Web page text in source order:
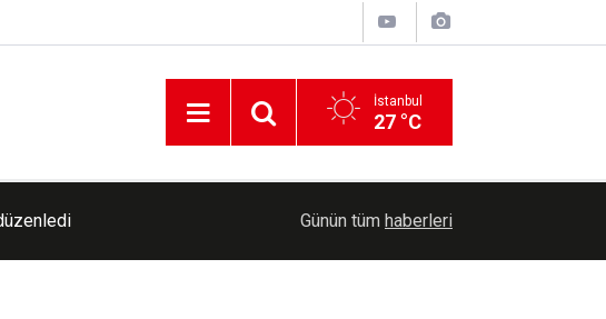
İstanbul
27 °C
Tarımsal destek ödemesi bugün çiftçilerin
Günün tüm haberleri